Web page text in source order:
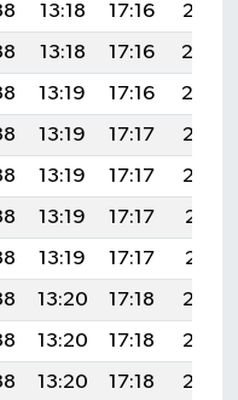
13:18 17:16
20:48
13:18 17:16
20:49
13:19 17:16
20:49
13:19 17:17
20:50
13:19 17:17
20:50
13:19 17:17
20:51
13:19 17:17
20:51
13:20 17:18
20:52
13:20 17:18
20:52
13:20 17:18
20:53